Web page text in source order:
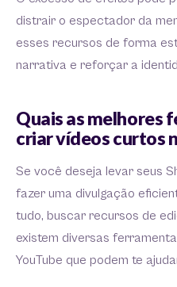
distrair o espectador da
esses recursos de forma
narrativa e reforçar a
Quais as melhores
criar vídeos curtos
Se você deseja levar seus
fazer uma divulgação
tudo, buscar recursos de
existem diversas
YouTube que podem te